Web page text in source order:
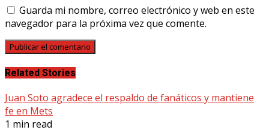
Guarda mi nombre, correo electrónico y web en este
navegador para la próxima vez que comente.
Related Stories
Juan Soto agradece el respaldo de fanáticos y mantiene
fe en Mets
1 min read